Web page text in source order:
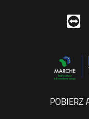
POBIERZ